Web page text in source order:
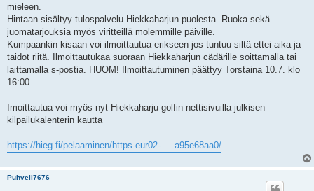
mieleen.
Hintaan sisältyy tulospalvelu Hiekkaharjun puolesta. Ruoka sekä
juomatarjouksia myös viritteillä molemmille päiville.
Kumpaankin kisaan voi ilmoittautua erikseen jos tuntuu siltä ettei aika ja
taidot riitä. Ilmoittautukaa suoraan Hiekkaharjun cädärille soittamalla tai
laittamalla s-postia. HUOM! Ilmoittautuminen päättyy Torstaina 10.7. klo
16:00
Imoittautua voi myös nyt Hiekkaharju golfin nettisivuilla julkisen
kilpailukalenterin kautta
https://hieg.fi/pelaaminen/https-eur02- ... a95e68aa0/
Puhveli7676